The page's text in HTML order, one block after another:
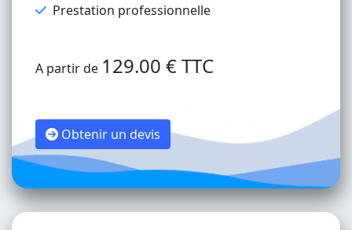
Prestation professionnelle
A partir de 129.00 € TTC
Obtenir un devis